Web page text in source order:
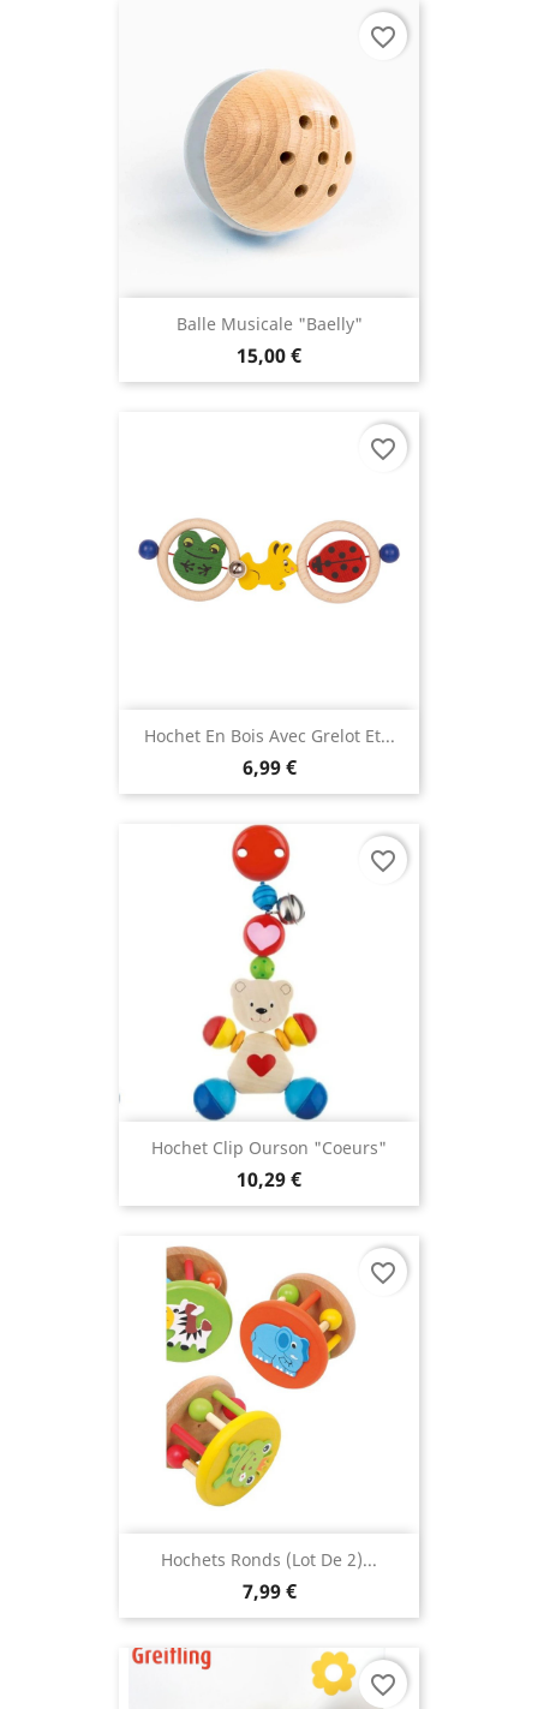
Balle Musicale "Baelly"
15,00 €
favorite_border
Hochet En Bois Avec Grelot Et...
6,99 €
favorite_border
Hochet Clip Ourson "Coeurs"
10,29 €
favorite_border
Hochets Ronds (lot De 2)...
7,99 €
favorite_border
favorite_border